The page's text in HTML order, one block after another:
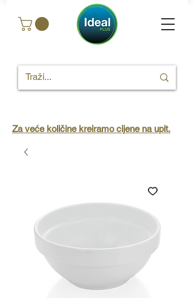
Za veće količine kreiramo cijene na upit.